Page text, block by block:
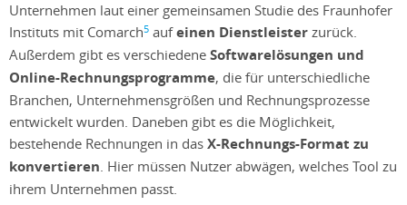
Unternehmen laut einer gemeinsamen Studie des Fraunhofer
Instituts mit Comarch5 aufeinen Dienstleister zurück.
Außerdem gibt es verschiedene Softwarelösungen und
Online-Rechnungsprogramme, die für unterschiedliche
Branchen, Unternehmensgrößen und Rechnungsprozesse
entwickelt wurden. Daneben gibt es die Möglichkeit,
bestehende Rechnungen in das X-Rechnungs-Format zu
konvertieren. Hier müssen Nutzer abwägen, welches Tool zu
ihrem Unternehmen passt.